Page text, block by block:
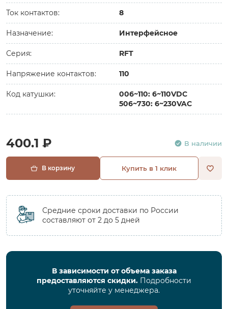
Ток контактов: 8
Назначение: Интерфейсное
Серия: RFT
Напряжение контактов: 110
Код катушки:
006~110: 6~110VDC
506~730: 6~230VAC
400.1 ₽ В наличии
В корзину Купить в 1 клик
Средние сроки доставки по России
составляют от 2 до 5 дней
В зависимости от объема заказа
предоставляются скидки. Подробности
уточняйте у менеджера.